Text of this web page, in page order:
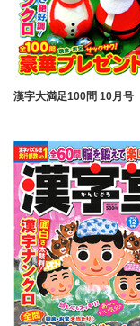
漢字大満足100問 10月号